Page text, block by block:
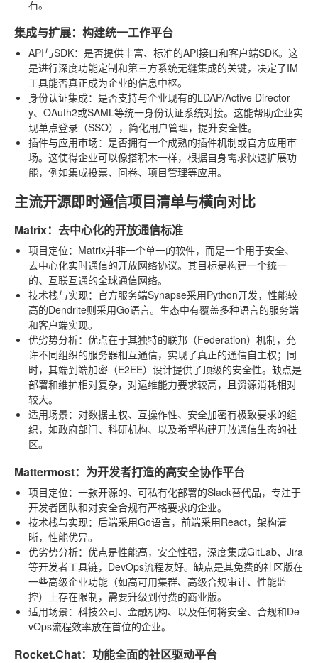
石。
集成与扩展：构建统一工作平台
API与SDK：是否提供丰富、标准的API接口和客户端SDK。这
是进行深度功能定制和第三方系统无缝集成的关键，决定了IM
工具能否真正成为企业的信息中枢。
身份认证集成：是否支持与企业现有的LDAP/Active Director
y、OAuth2或SAML等统一身份认证系统对接。这能帮助企业实
现单点登录（SSO），简化用户管理，提升安全性。
插件与应用市场：是否拥有一个成熟的插件机制或官方应用市
场。这使得企业可以像搭积木一样，根据自身需求快速扩展功
能，例如集成投票、问卷、项目管理等应用。
主流开源即时通信项目清单与横向对比
Matrix：去中心化的开放通信标准
项目定位：Matrix并非一个单一的软件，而是一个用于安全、
去中心化实时通信的开放网络协议。其目标是构建一个统一
的、互联互通的全球通信网络。
技术栈与实现：官方服务端Synapse采用Python开发，性能较
高的Dendrite则采用Go语言。生态中有覆盖多种语言的服务端
和客户端实现。
优劣势分析：优点在于其独特的联邦（Federation）机制，允
许不同组织的服务器相互通信，实现了真正的通信自主权；同
时，其端到端加密（E2EE）设计提供了顶级的安全性。缺点是
部署和维护相对复杂，对运维能力要求较高，且资源消耗相对
较大。
适用场景：对数据主权、互操作性、安全加密有极致要求的组
织，如政府部门、科研机构、以及希望构建开放通信生态的社
区。
Mattermost：为开发者打造的高安全协作平台
项目定位：一款开源的、可私有化部署的Slack替代品，专注于
开发者团队和对安全合规有严格要求的企业。
技术栈与实现：后端采用Go语言，前端采用React，架构清
晰，性能优异。
优劣势分析：优点是性能高，安全性强，深度集成GitLab、Jira
等开发者工具链，DevOps流程友好。缺点是其免费的社区版在
一些高级企业功能（如高可用集群、高级合规审计、性能监
控）上存在限制，需要升级到付费的商业版。
适用场景：科技公司、金融机构、以及任何将安全、合规和De
vOps流程效率放在首位的企业。
Rocket.Chat：功能全面的社区驱动平台